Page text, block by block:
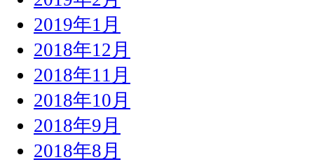
2019年1月
2018年12月
2018年11月
2018年10月
2018年9月
2018年8月